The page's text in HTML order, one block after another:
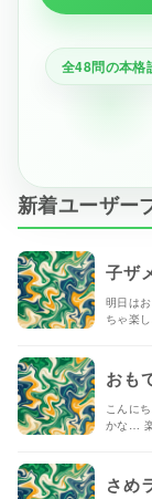
全48問の本格
新着ユーザー
子ザ
明日は
ちゃ楽し
おも
こんに
かな…
さめ